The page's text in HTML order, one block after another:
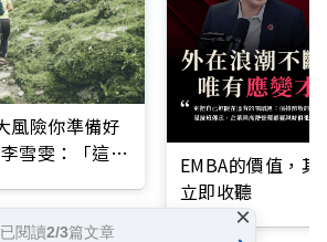
風險你準備好
雪雯：「這階
EMBA的價值，
立即收聽
閱讀2/3篇文章 ×